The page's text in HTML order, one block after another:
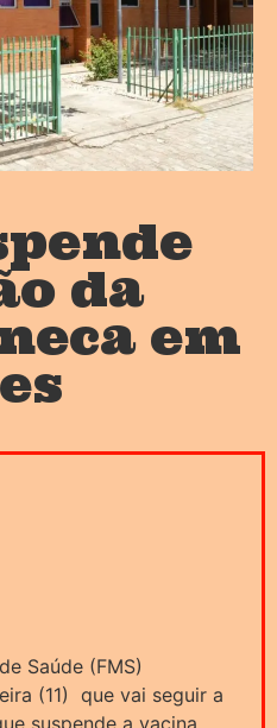
da
em
Saúde (FMS)
(11) que vai seguir a
suspende a vacina